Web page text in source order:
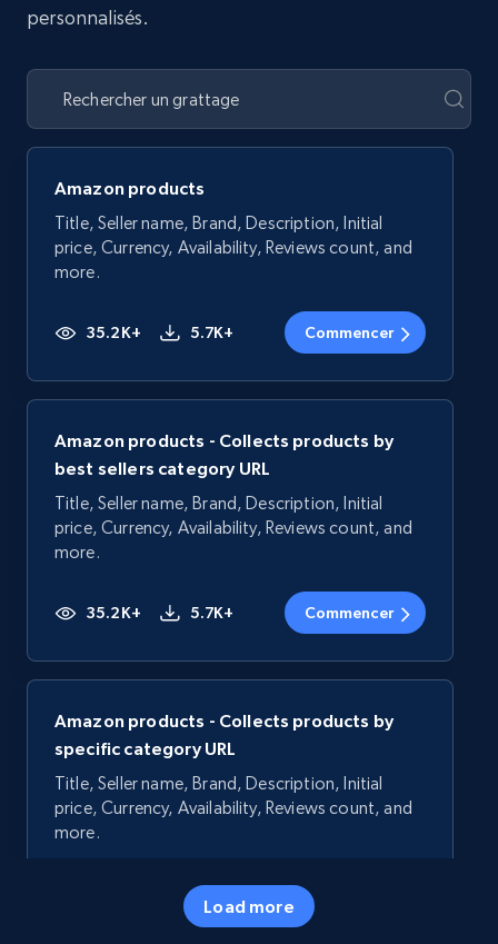
personnalisés.
Amazon products
Title, Seller name, Brand, Description, Initial
price, Currency, Availability, Reviews count, and
more.
35.2K+ 5.7K+ Commencer
Amazon products - Collects products by
best sellers category URL
Title, Seller name, Brand, Description, Initial
price, Currency, Availability, Reviews count, and
more.
35.2K+ 5.7K+ Commencer
Amazon products - Collects products by
specific category URL
Title, Seller name, Brand, Description, Initial
price, Currency, Availability, Reviews count, and
more.
5.7K+ Commencer
Load more